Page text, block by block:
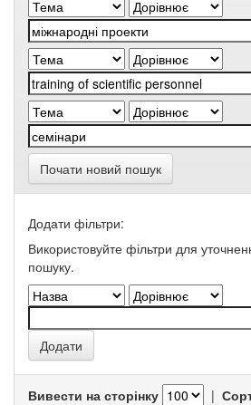
Почати новий пошук
Додати фільтри:
Використовуйте фільтри для
пошуку.
Вивести на сторінку |